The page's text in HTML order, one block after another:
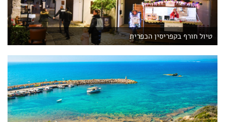
טיול חורף בקפריסין הכפרית